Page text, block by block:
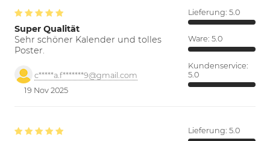
Super Qualität
Sehr schöner Kalender und tolles
Poster.
c*****a.f*******9@gmail.com
19 Nov 2025
Lieferung: 5.0
Ware: 5.0
Kundenservice:
5.0
Lieferung: 5.0